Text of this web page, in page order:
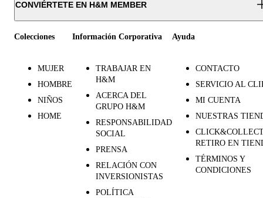
CONVIÉRTETE EN H&M MEMBER
Colecciones
MUJER
HOMBRE
NIÑOS
HOME
Información Corporativa
TRABAJAR EN
H&M
ACERCA DEL
GRUPO H&M
RESPONSABILIDAD
SOCIAL
PRENSA
RELACIÓN CON
INVERSIONISTAS
POLÍTICA
Ayuda
CONTACTO
SERVICIO AL
MI CUENTA
NUESTRAS
RETIRO EN
TÉRMINOS Y
CONDICIONES